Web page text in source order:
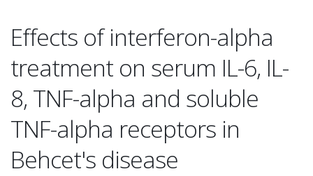
Effects of interferon-alpha
treatment on serum IL-6, IL-
8, TNF-alpha and soluble
TNF-alpha receptors in
Behcet's disease